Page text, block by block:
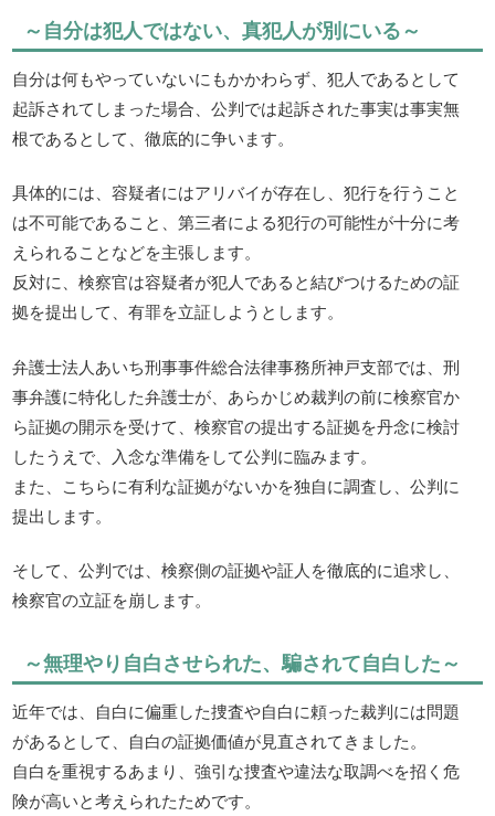
～自分は犯人ではない、真犯人が別にいる～
自分は何もやっていないにもかかわらず、犯人であるとして
起訴されてしまった場合、公判では起訴された事実は事実無
根であるとして、徹底的に争います。
具体的には、容疑者にはアリバイが存在し、犯行を行うこと
は不可能であること、第三者による犯行の可能性が十分に考
えられることなどを主張します。
反対に、検察官は容疑者が犯人であると結びつけるための証
拠を提出して、有罪を立証しようとします。
弁護士法人あいち刑事事件総合法律事務所神戸支部では、刑
事弁護に特化した弁護士が、あらかじめ裁判の前に検察官か
ら証拠の開示を受けて、検察官の提出する証拠を丹念に検討
したうえで、入念な準備をして公判に臨みます。
また、こちらに有利な証拠がないかを独自に調査し、公判に
提出します。
そして、公判では、検察側の証拠や証人を徹底的に追求し、
検察官の立証を崩します。
～無理やり自白させられた、騙されて自白した～
近年では、自白に偏重した捜査や自白に頼った裁判には問題
があるとして、自白の証拠価値が見直されてきました。
自白を重視するあまり、強引な捜査や違法な取調べを招く危
険が高いと考えられたためです。